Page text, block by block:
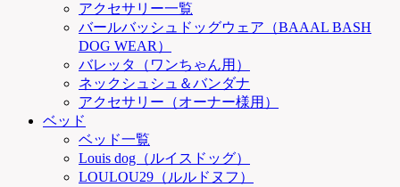
アクセサリー一覧
バールバッシュドッグウェア（BAAAL BASH
DOG WEAR）
バレッタ（ワンちゃん用）
ネックシュシュ＆バンダナ
アクセサリー（オーナー様用）
ベッド
ベッド一覧
Louis dog（ルイスドッグ）
LOULOU29（ルルドヌフ）